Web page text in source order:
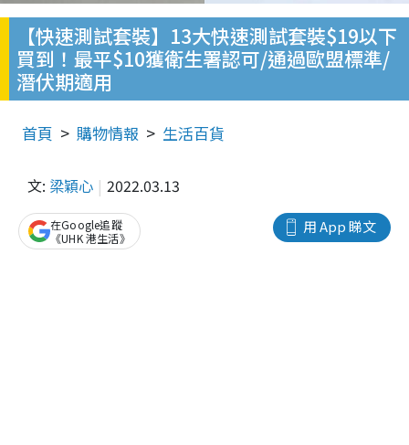
【快速測試套裝】13大快速測試套裝$19以下
買到！最平$10獲衛生署認可/通過歐盟標準/
潛伏期適用
首頁 購物情報 生活百貨
文: 梁穎心 2022.03.13
用 App 睇文
在Google追蹤
《UHK 港生活》